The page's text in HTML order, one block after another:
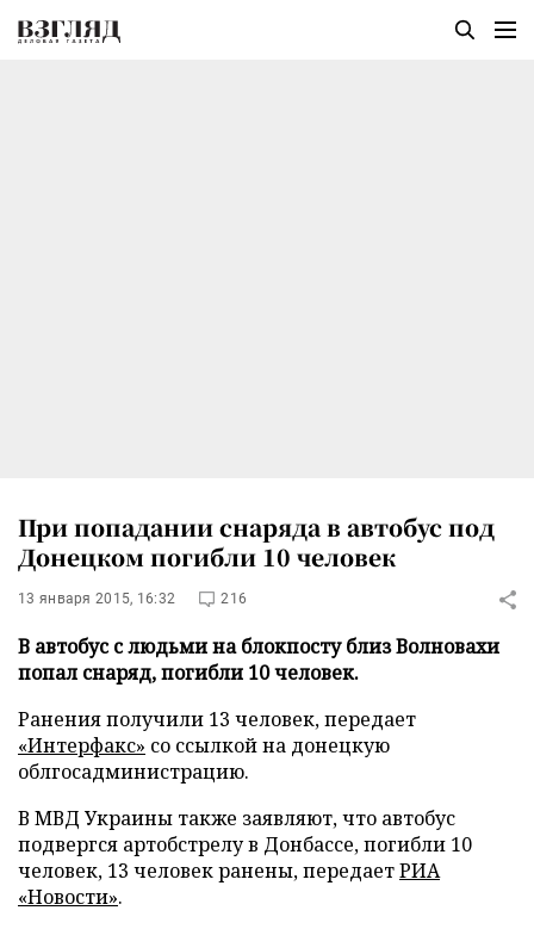
При попадании снаряда в автобус под
Донецком погибли 10 человек
13 января 2015, 16:32 216
В автобус с людьми на блокпосту близ Волновахи
попал снаряд, погибли 10 человек.
Ранения получили 13 человек, передает
«Интерфакс» со ссылкой на донецкую
облгосадминистрацию.
В МВД Украины также заявляют, что автобус
подвергся артобстрелу в Донбассе, погибли 10
человек, 13 человек ранены, передаетРИА
«Новости».